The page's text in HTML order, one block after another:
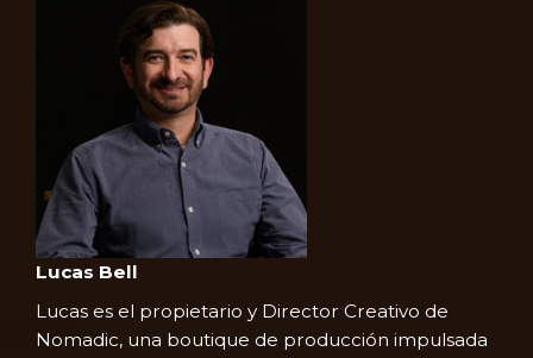
Lucas Bell
Lucas es el propietario y Director Creativo de
Nomadic, una boutique de producción impulsada